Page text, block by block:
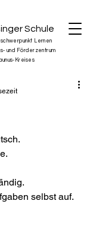
Schule
Lernen
und Förderzentrum
Kreises
selbst auf.